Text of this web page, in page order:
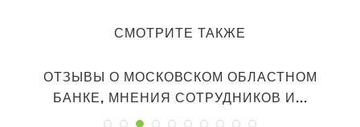
СМОТРИТЕ ТАКЖЕ
ОТЗЫВЫ О МОСКОВСКОМ ОБЛАСТНОМ
БАНКЕ, МНЕНИЯ СОТРУДНИКОВ И...